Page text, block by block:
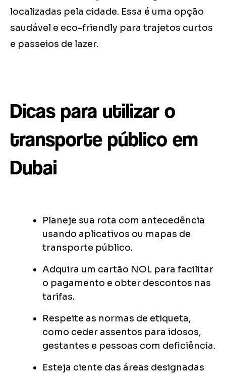
localizadas pela cidade. Essa é uma opção
saudável e eco-friendly para trajetos curtos
e passeios de lazer.
Dicas para utilizar o
transporte público em
Dubai
Planeje sua rota com antecedência
usando aplicativos ou mapas de
transporte público.
Adquira um cartão NOL para facilitar
o pagamento e obter descontos nas
tarifas.
Respeite as normas de etiqueta,
como ceder assentos para idosos,
gestantes e pessoas com deficiência.
Esteja ciente das áreas designadas